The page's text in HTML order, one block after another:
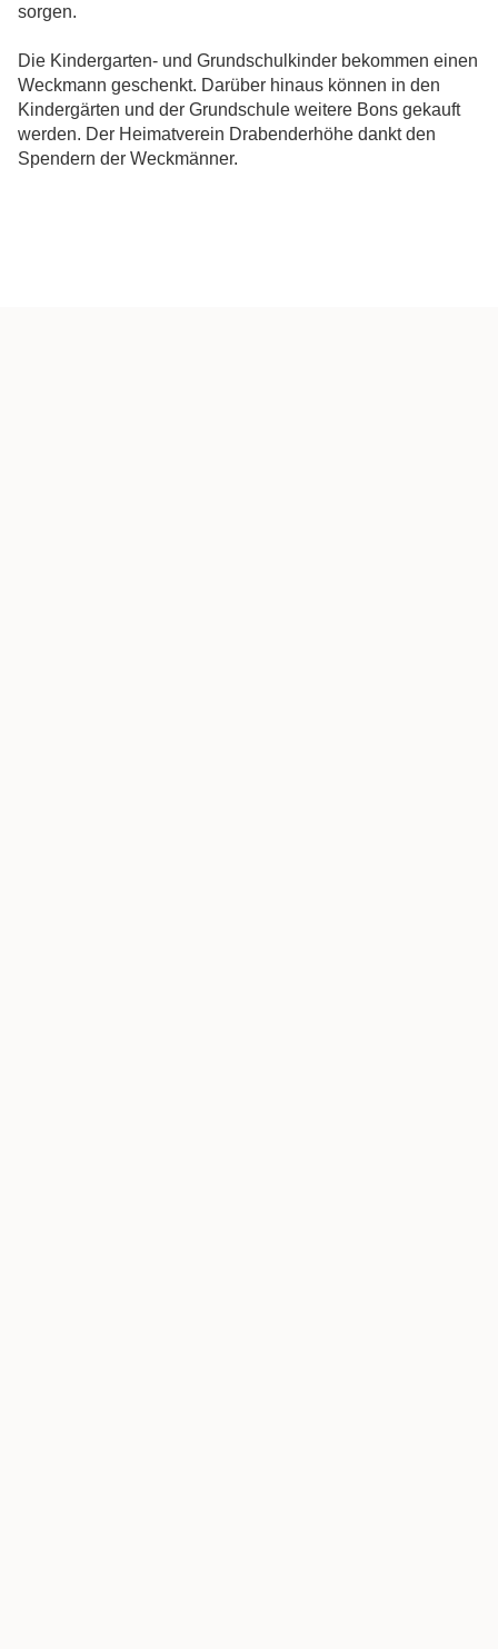
sorgen.
Die Kindergarten- und Grundschulkinder bekommen einen
Weckmann geschenkt. Darüber hinaus können in den
Kindergärten und der Grundschule weitere Bons gekauft
werden. Der Heimatverein Drabenderhöhe dankt den
Spendern der Weckmänner.